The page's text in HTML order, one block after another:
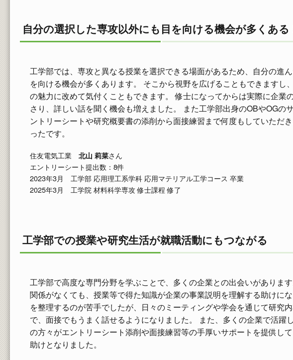
自分の選択した専攻以外にも目を向ける機会が多くある
工学部では、専攻と異なる授業を選択できる場面があるため、自分の進
を向ける機会が多くあります。 そこから視野を広げることもできますし
の魅力に改めて気付くこともできます。 修士になってからは実際に企業
さり、詳しい話を聞く機会も増えました。 また工学部出身のOBやOGの
ントリーシートや研究概要書の添削から面接練習まで何度もしていただ
ったです。
住友電気工業 北山 莉菜さん
エントリーシート提出数：8件
2023年3月 工学部 応用理工系学科 応用マテリアル工学コース 卒業
2025年3月 工学院 材料科学専攻 修士課程 修了
工学部での授業や研究生活が就職活動にもつながる
工学部で高度な専門分野を学ぶことで、多くの企業との出会いがありま
関係がなくても、授業等で得た知識が企業の事業説明を理解する助けに
を整理するのが苦手でしたが、日々のミーティングや学会を通じて研究
で、面接でもうまく話せるようになりました。 また、多くの企業で活躍
の方々がエントリーシート添削や面接練習等の手厚いサポートを提供し
助けとなりました。